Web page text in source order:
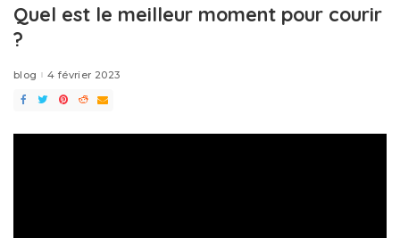
Quel est le meilleur moment pour courir
?
blog 4 février 2023